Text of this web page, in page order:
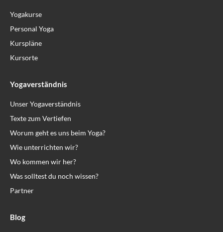
Yogakurse
Personal Yoga
Kurspläne
Kursorte
Yogaverständnis
Unser Yogaverständnis
Texte zum Vertiefen
Worum geht es uns beim Yoga?
Wie unterrichten wir?
Wo kommen wir her?
Was solltest du noch wissen?
Partner
Blog